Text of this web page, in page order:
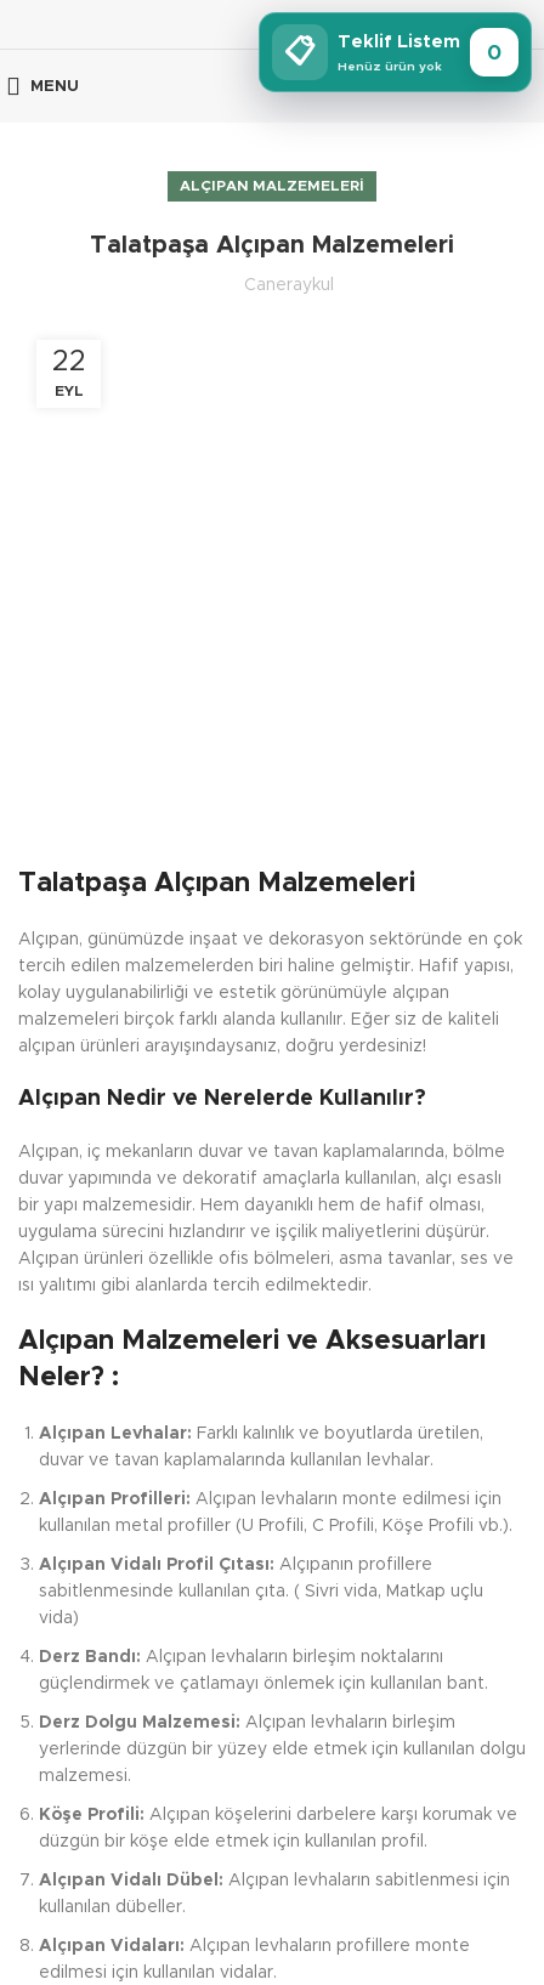
MENU
ALÇIPAN MALZEMELERI
Talatpaşa Alçıpan Malzemeleri
Caneraykul
22
EYL
Talatpaşa Alçıpan Malzemeleri
Alçıpan, günümüzde inşaat ve dekorasyon sektöründe en çok
tercih edilen malzemelerden biri haline gelmiştir. Hafif yapısı,
kolay uygulanabilirliği ve estetik görünümüyle alçıpan
malzemeleri birçok farklı alanda kullanılır. Eğer siz de kaliteli
alçıpan ürünleri arayışındaysanız, doğru yerdesiniz!
Alçıpan Nedir ve Nerelerde Kullanılır?
Alçıpan, iç mekanların duvar ve tavan kaplamalarında, bölme
duvar yapımında ve dekoratif amaçlarla kullanılan, alçı esaslı
bir yapı malzemesidir. Hem dayanıklı hem de hafif olması,
uygulama sürecini hızlandırır ve işçilik maliyetlerini düşürür.
Alçıpan ürünleri özellikle ofis bölmeleri, asma tavanlar, ses ve
ısı yalıtımı gibi alanlarda tercih edilmektedir.
Alçıpan Malzemeleri ve Aksesuarları
Neler? :
Alçıpan Levhalar: Farklı kalınlık ve boyutlarda üretilen,
duvar ve tavan kaplamalarında kullanılan levhalar.
Alçıpan Profilleri: Alçıpan levhaların monte edilmesi için
kullanılan metal profiller (U Profili, C Profili, Köşe Profili vb.).
Alçıpan Vidalı Profil Çıtası: Alçıpanın profillere
sabitlenmesinde kullanılan çıta. ( Sivri vida, Matkap uçlu
vida)
Derz Bandı: Alçıpan levhaların birleşim noktalarını
güçlendirmek ve çatlamayı önlemek için kullanılan bant.
Derz Dolgu Malzemesi: Alçıpan levhaların birleşim
yerlerinde düzgün bir yüzey elde etmek için kullanılan dolgu
malzemesi.
Köşe Profili: Alçıpan köşelerini darbelere karşı korumak ve
düzgün bir köşe elde etmek için kullanılan profil.
Alçıpan Vidalı Dübel: Alçıpan levhaların sabitlenmesi için
kullanılan dübeller.
Alçıpan Vidaları: Alçıpan levhaların profillere monte
edilmesi için kullanılan vidalar.
📋 Teklif Listem
Henüz ürün yok
0